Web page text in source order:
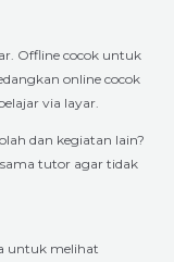
Offline cocok untuk
online cocok
via layar.
dan kegiatan lain?
tutor agar tidak
untuk melihat